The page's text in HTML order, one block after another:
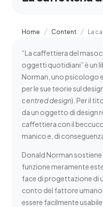
Home Content La
“La caffettiera del
oggetti quotidiani” è un
Norman, uno psicologo
per le sue teorie sul
centred design). Per il
da un oggetto di design
caffettiera con il
manico e, di
Donald Norman sostiene
funzione meramente
face di progettazione di
conto del fattore
essere facilmente